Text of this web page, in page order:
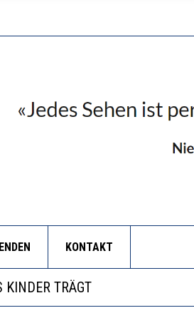
KONTAKT
DES BILDUNGSBÜRGERTUMS
KINDER TRÄGT
REGELRECHTEN STURZFLUG